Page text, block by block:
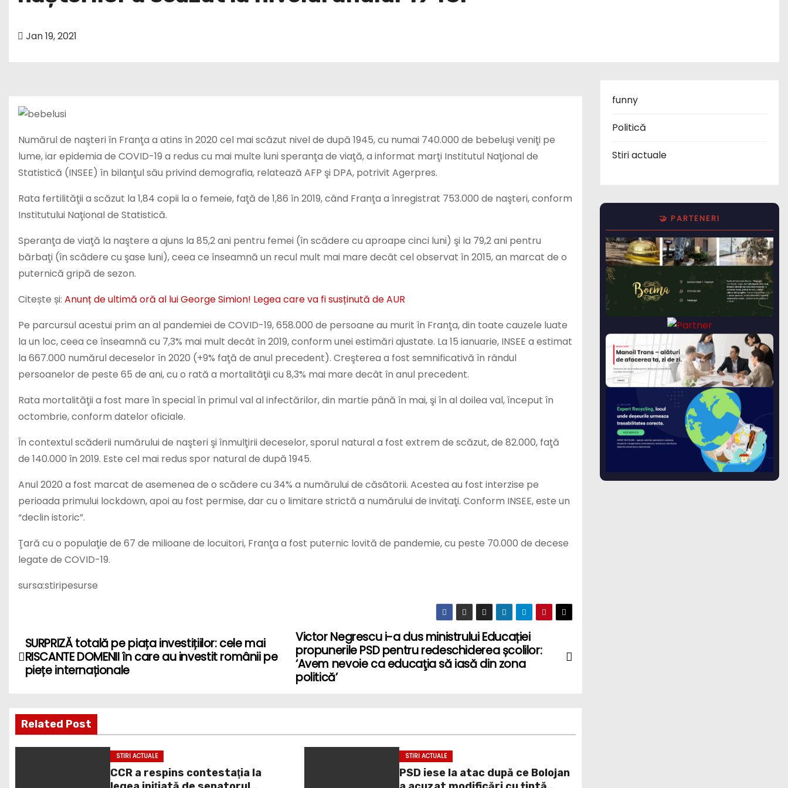
Jan 19, 2021
Numărul de naşteri în Franţa a atins în 2020 cel mai scăzut nivel de după 1945, cu numai 740.000 de bebeluşi veniţi pe
lume, iar epidemia de COVID-19 a redus cu mai multe luni speranţa de viaţă, a informat marţi Institutul Naţional de
Statistică (INSEE) în bilanţul său privind demografia, relatează AFP şi DPA, potrivit Agerpres.
Rata fertilităţii a scăzut la 1,84 copii la o femeie, faţă de 1,86 în 2019, când Franţa a înregistrat 753.000 de naşteri, conform
Institutului Naţional de Statistică.
Speranţa de viaţă la naştere a ajuns la 85,2 ani pentru femei (în scădere cu aproape cinci luni) şi la 79,2 ani pentru
bărbaţi (în scădere cu şase luni), ceea ce înseamnă un recul mult mai mare decât cel observat în 2015, an marcat de o
puternică gripă de sezon.
Citește și: Anunț de ultimă oră al lui George Simion! Legea care va fi susținută de AUR
Pe parcursul acestui prim an al pandemiei de COVID-19, 658.000 de persoane au murit în Franţa, din toate cauzele luate
la un loc, ceea ce înseamnă cu 7,3% mai mult decât în 2019, conform unei estimări ajustate. La 15 ianuarie, INSEE a estimat
la 667.000 numărul deceselor în 2020 (+9% faţă de anul precedent). Creşterea a fost semnificativă în rândul
persoanelor de peste 65 de ani, cu o rată a mortalităţii cu 8,3% mai mare decât în anul precedent.
Rata mortalităţii a fost mare în special în primul val al infectărilor, din martie până în mai, şi în al doilea val, început în
octombrie, conform datelor oficiale.
În contextul scăderii numărului de naşteri şi înmulţirii deceselor, sporul natural a fost extrem de scăzut, de 82.000, faţă
de 140.000 în 2019. Este cel mai redus spor natural de după 1945.
Anul 2020 a fost marcat de asemenea de o scădere cu 34% a numărului de căsătorii. Acestea au fost interzise pe
perioada primului lockdown, apoi au fost permise, dar cu o limitare strictă a numărului de invitaţi. Conform INSEE, este un
“declin istoric”.
Ţară cu o populaţie de 67 de milioane de locuitori, Franţa a fost puternic lovită de pandemie, cu peste 70.000 de decese
legate de COVID-19.
sursa:stiripesurse
P
o
t
n
Victor Negrescu i-a dus ministrului Educației
propunerile PSD pentru redeschiderea școlilor:
‘Avem nevoie ca educaţia să iasă din zona
politică’
SURPRIZĂ totală pe piața investițiilor: cele mai
RISCANTE DOMENII în care au investit românii pe
piețe internaționale
Related Post
STIRI ACTUALE
CCR a respins contestaţia la
STIRI ACTUALE
PSD iese la atac după ce Bolojan
funny
Politică
Stiri actuale
🤝 PARTENERI